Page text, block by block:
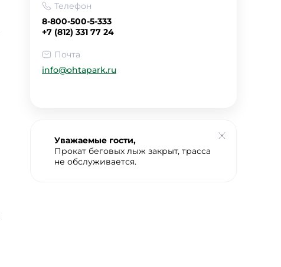
Телефон
8-800-500-5-333
+7 (812) 331 77 24
Почта
info@ohtapark.ru
Уважаемые гости,
Прокат беговых лыж закрыт, трасса
не обслуживается.